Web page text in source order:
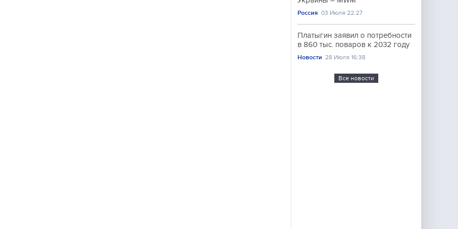
Россия 03 Июля 22:27
Платыгин заявил о потребности
в 860 тыс. поваров к 2032 году
Новости 28 Июля 16:38
Все новости